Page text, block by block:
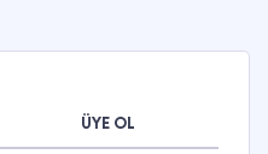
ÜYE OL